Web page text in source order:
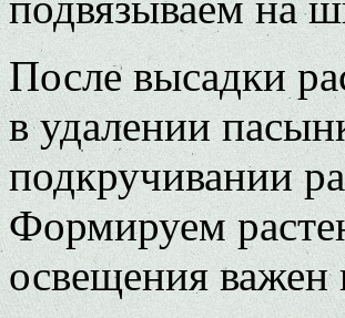
После высадки
в удалении
подкручивании
Формируем
освещения важен